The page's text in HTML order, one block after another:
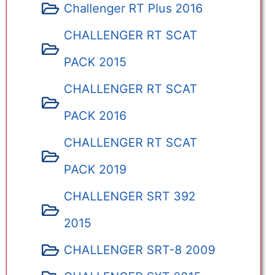
Challenger RT Plus 2016
CHALLENGER RT SCAT
PACK 2015
CHALLENGER RT SCAT
PACK 2016
CHALLENGER RT SCAT
PACK 2019
CHALLENGER SRT 392
2015
CHALLENGER SRT-8 2009